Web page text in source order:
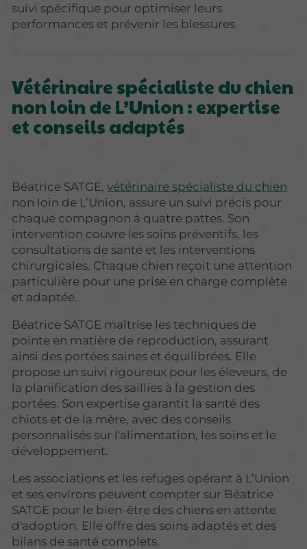
suivi spécifique pour optimiser leurs
performances et prévenir les blessures.
Vétérinaire spécialiste du chien
non loin de L’Union : expertise
et conseils adaptés
Béatrice SATGE, vétérinaire spécialiste du chien
non loin de L’Union, assure un suivi précis pour
chaque compagnon à quatre pattes. Son
intervention couvre les soins préventifs, les
consultations de santé et les interventions
chirurgicales. Chaque chien reçoit une attention
particulière pour une prise en charge complète
et adaptée.
Béatrice SATGE maîtrise les techniques de
pointe en matière de reproduction, assurant
ainsi des portées saines et équilibrées. Elle
propose un suivi rigoureux pour les éleveurs, de
la planification des saillies à la gestion des
portées. Son expertise garantit la santé des
chiots et de la mère, avec des conseils
personnalisés sur l'alimentation, les soins et le
développement.
Les associations et les refuges opérant à L’Union
et ses environs peuvent compter sur Béatrice
SATGE pour le bien-être des chiens en attente
d'adoption. Elle offre des soins adaptés et des
bilans de santé complets.